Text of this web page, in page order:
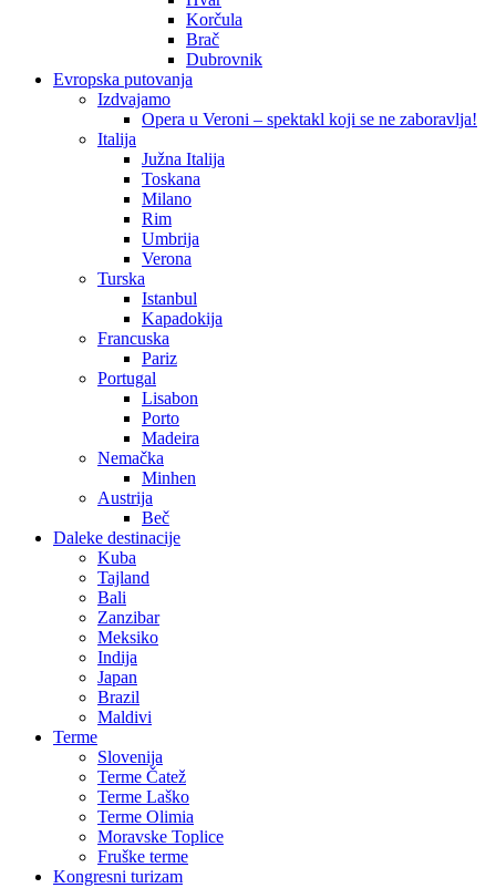
Korčula
Brač
Dubrovnik
Evropska putovanja
Izdvajamo
Opera u Veroni – spektakl koji se ne zaboravlja!
Italija
Južna Italija
Toskana
Milano
Rim
Umbrija
Verona
Turska
Istanbul
Kapadokija
Francuska
Pariz
Portugal
Lisabon
Porto
Madeira
Nemačka
Minhen
Austrija
Beč
Daleke destinacije
Kuba
Tajland
Bali
Zanzibar
Meksiko
Indija
Japan
Brazil
Maldivi
Terme
Slovenija
Terme Čatež
Terme Laško
Terme Olimia
Moravske Toplice
Fruške terme
Kongresni turizam